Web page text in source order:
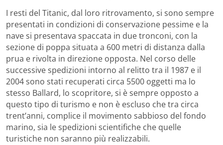
I resti del Titanic, dal loro ritrovamento, si sono sempre
presentati in condizioni di conservazione pessime e la
nave si presentava spaccata in due tronconi, con la
sezione di poppa situata a 600 metri di distanza dalla
prua e rivolta in direzione opposta. Nel corso delle
successive spedizioni intorno al relitto tra il 1987 e il
2004 sono stati recuperati circa 5500 oggetti ma lo
stesso Ballard, lo scopritore, si è sempre opposto a
questo tipo di turismo e non è escluso che tra circa
trent’anni, complice il movimento sabbioso del fondo
marino, sia le spedizioni scientifiche che quelle
turistiche non saranno più realizzabili.